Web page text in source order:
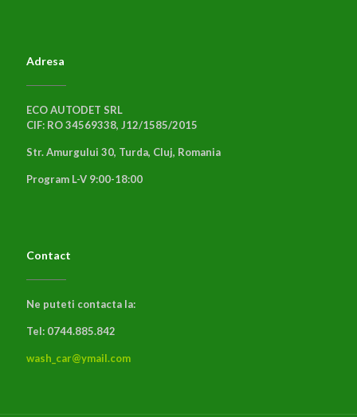
Adresa
ECO AUTODET SRL
CIF: RO 34569338, J12/1585/2015
Str. Amurgului 30, Turda, Cluj, Romania
Program L-V 9:00-18:00
Contact
Ne puteti contacta la:
Tel: 0744.885.842
wash_car@ymail.com